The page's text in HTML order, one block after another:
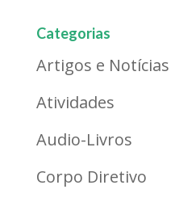
Categorias
Artigos e Notícias
Atividades
Audio-Livros
Corpo Diretivo